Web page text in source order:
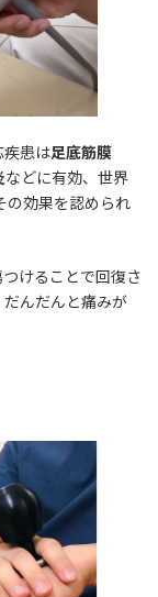
疾患は足底筋膜
などに有効、世界
の効果を認められ
けることで回復さ
んだんと痛みが